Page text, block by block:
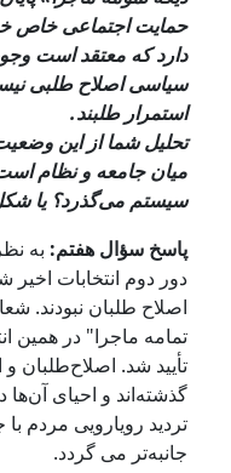
حمایت اجتماعی خاص
دارد که معتقد است وجود
سیاسی اصلاح طلبی
استمرار طلبند.
تحلیل شما از این
میان جامعه و نظام است
سیستم می‌گذرد؟ یا شکل
پاسخ سؤال هفتم:به
دور دوم انتخابات اخیر
اصلاح طلبان نبودند.
تمامه ماجرا" در همین
تأیید شد. اصلاح‌طلبان و
گذشته‌اند و احیای آن‌ها
تردید رویارویی مردم
جانبه‌تر می گردد.